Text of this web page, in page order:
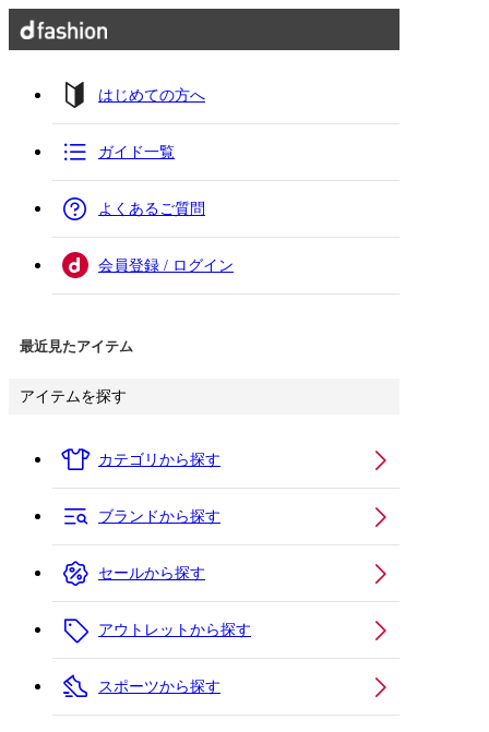
はじめての方へ
ガイド一覧
よくあるご質問
会員登録 / ログイン
最近見たアイテム
アイテムを探す
カテゴリから探す
ブランドから探す
セールから探す
アウトレットから探す
スポーツから探す